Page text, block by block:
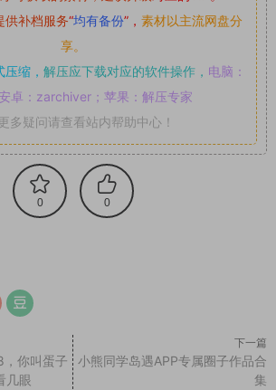
供补档服务“均有备份”， 素材以主流网盘分
享。
缩， 解压应下载对应的软件操作， 电脑：
卓：zarchiver；苹果：解压专家
多疑问请查看站内帮助中心！
0 0
你叫蛋子
几眼
下一篇
小熊同学岛遇APP专属圈子作品合
集